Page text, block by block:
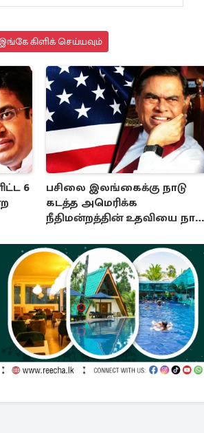
கிளிக் செய்யவும்
6
பசிலை இலங்கைக்கு நாடு
கடத்த அமெரிக்க
நீதிமன்றத்தின் உதவியை நாட